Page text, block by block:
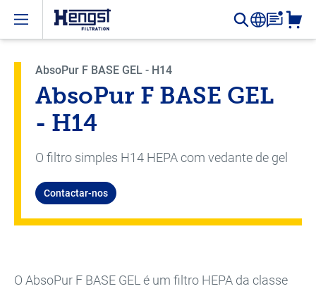
Open menu
AbsoPur F BASE GEL - H14
AbsoPur F BASE GEL
- H14
O filtro simples H14 HEPA com vedante de gel
Contactar-nos
O AbsoPur F BASE GEL é um filtro HEPA da classe